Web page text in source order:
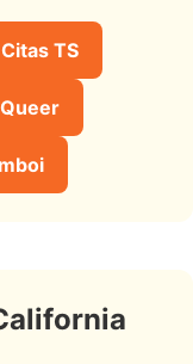
Citas TS